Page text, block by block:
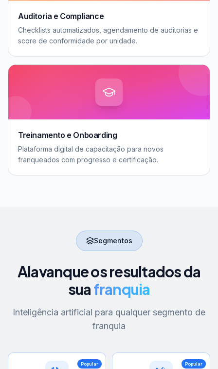
Auditoria e Compliance
Checklists automatizados, agendamento de auditorias e
score de conformidade por unidade.
Treinamento e Onboarding
Plataforma digital de capacitação para novos
franqueados com progresso e certificação.
Segmentos
Alavanque os resultados da
suafranquia
Inteligência artificial para qualquer segmento de
franquia
Popular Popular